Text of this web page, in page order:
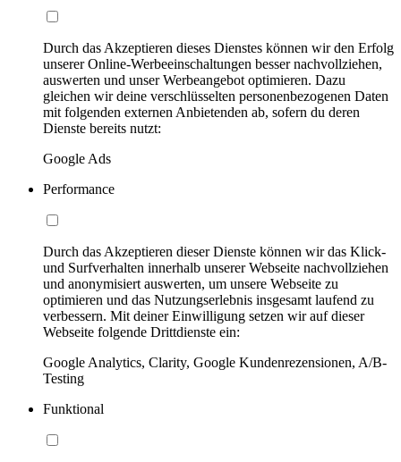
Durch das Akzeptieren dieses Dienstes können wir den Erfolg
unserer Online-Werbeeinschaltungen besser nachvollziehen,
auswerten und unser Werbeangebot optimieren. Dazu
gleichen wir deine verschlüsselten personenbezogenen Daten
mit folgenden externen Anbietenden ab, sofern du deren
Dienste bereits nutzt:
Google Ads
Performance
Durch das Akzeptieren dieser Dienste können wir das Klick-
und Surfverhalten innerhalb unserer Webseite nachvollziehen
und anonymisiert auswerten, um unsere Webseite zu
optimieren und das Nutzungserlebnis insgesamt laufend zu
verbessern. Mit deiner Einwilligung setzen wir auf dieser
Webseite folgende Drittdienste ein:
Google Analytics, Clarity, Google Kundenrezensionen, A/B-
Testing
Funktional